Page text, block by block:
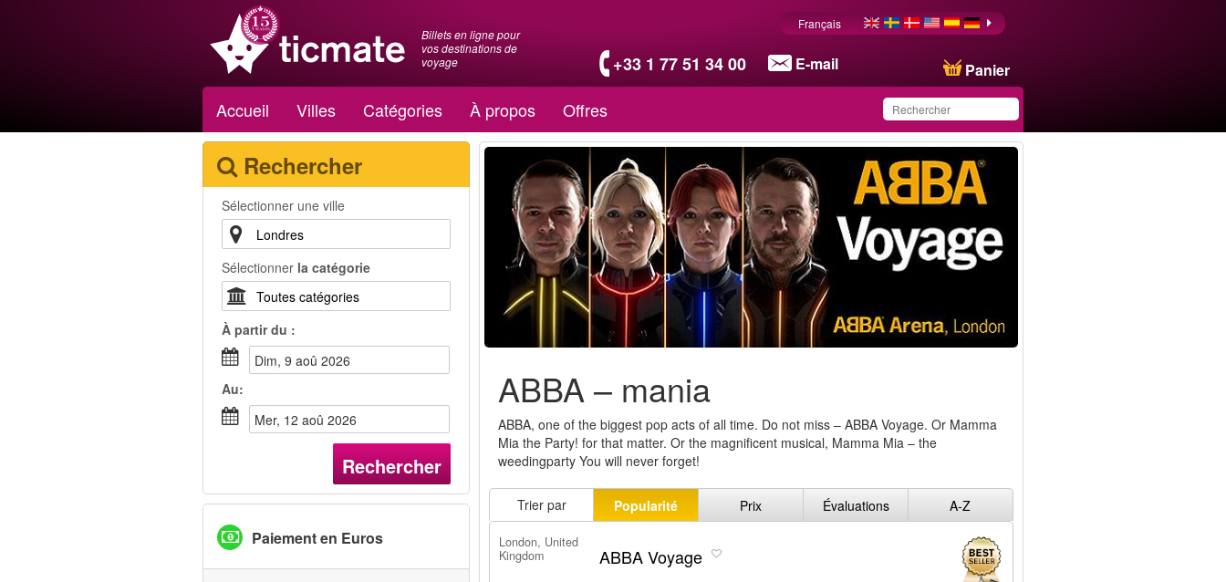
Billets en ligne pour
vos destinations de
voyage
+33 1 77 51 34 00 E-mail Panier
Français
Accueil Villes Catégories À propos Offres
Ce produit a été
sauvegardé dans votre
liste.
Rechercher
Sélectionner une ville
Sélectionner la catégorie
À partir du :
dim, 9 aoû 2026
Au:
mer, 12 aoû 2026
Rechercher
Paiement en Euros
ABBA – mania
ABBA, one of the biggest pop acts of all time. Do not miss – ABBA Voyage. Or Mamma
Mia the Party! for that matter. Or the magnificent musical, Mamma Mia – the
weedingparty You will never forget!
Trier par Popularité Prix Évaluations A-Z
London, United
Kingdom
ABBA Voyage